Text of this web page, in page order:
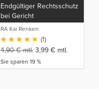
Endgültiger Rechtsschutz
bei Gericht
RA Kai Renken
(1)
4,90€mtl. 3,99 € mtl.
Sie sparen 19 %